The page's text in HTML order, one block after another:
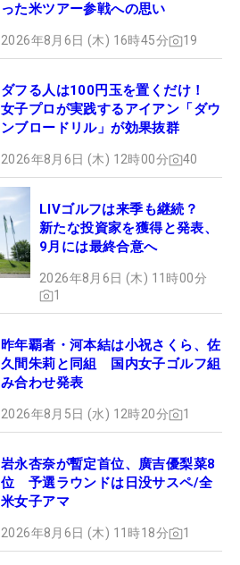
った米ツアー参戦への思い
2026年8月6日 (木) 16時45分 19
ダフる人は100円玉を置くだけ！
女子プロが実践するアイアン「ダウ
ンブロードリル」が効果抜群
2026年8月6日 (木) 12時00分 40
LIVゴルフは来季も継続？
新たな投資家を獲得と発表、
9月には最終合意へ
2026年8月6日 (木) 11時00分
1
昨年覇者・河本結は小祝さくら、佐
久間朱莉と同組 国内女子ゴルフ組
み合わせ発表
2026年8月5日 (水) 12時20分 1
岩永杏奈が暫定首位、廣吉優梨菜8
位 予選ラウンドは日没サスペ/全
米女子アマ
2026年8月6日 (木) 11時18分 1